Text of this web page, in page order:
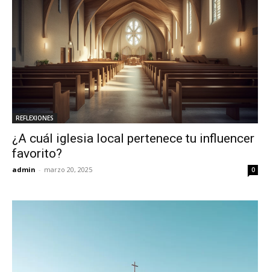
REFLEXIONES
¿A cuál iglesia local pertenece tu influencer
favorito?
admin - marzo 20, 2025 0